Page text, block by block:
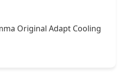
Original Adapt Cooling